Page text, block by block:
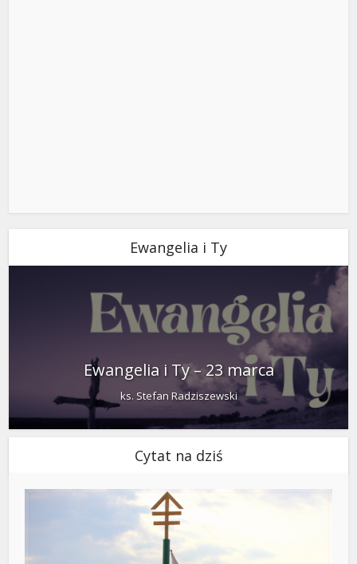
Ewangelia i Ty
Ewangelia i Ty – 23 marca
ks. Stefan Radziszewski
Cytat na dziś